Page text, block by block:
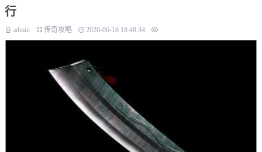
行
admin 传奇攻略 2026-06-18 18:48:34